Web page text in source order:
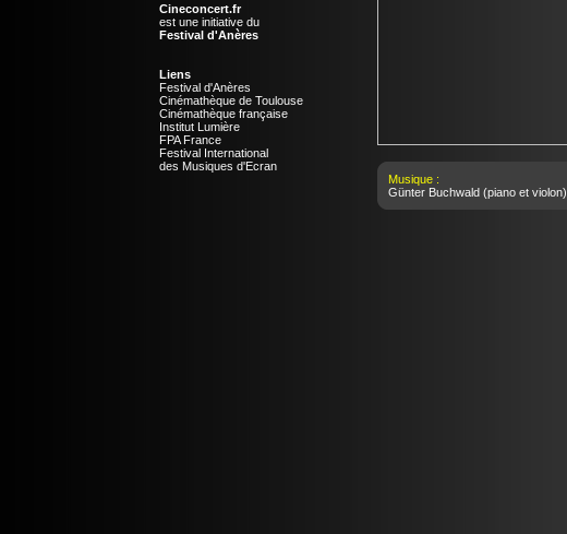
Cineconcert.fr
est une initiative du
Festival d'Anères
Liens
Festival d'Anères
Cinémathèque de Toulouse
Cinémathèque française
Institut Lumière
FPA France
Festival International
des Musiques d'Ecran
Musique :
Günter Buchwald(piano et violon)